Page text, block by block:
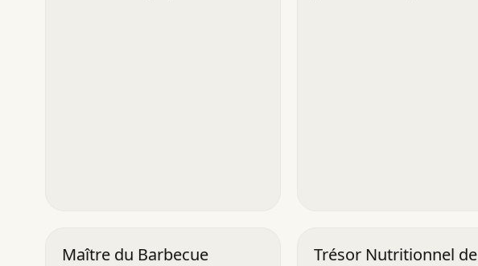
Maître du Barbecue
Trésor Nutritionnel de